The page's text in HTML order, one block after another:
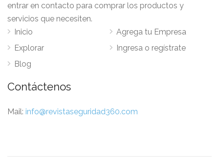
entrar en contacto para comprar los productos y
servicios que necesiten.
Inicio
Explorar
Blog
Agrega tu Empresa
Ingresa o regístrate
Contáctenos
Mail: info@revistaseguridad360.com